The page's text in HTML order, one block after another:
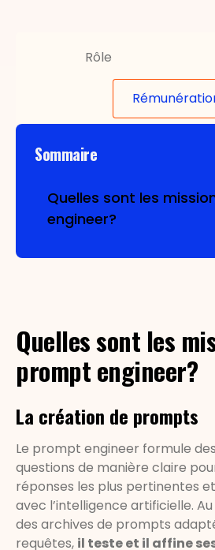
Rôle
Sommaire
Quelles sont les
engineer?
La création de
Collaboration avec
Veille technologique‍
Quelles sont les
prompt engineer?
La création de prompts
Le prompt engineer formule
questions de manière claire
réponses les plus pertinentes
avec l’intelligence artificielle.
des archives de prompts
requêtes, il teste et il affine